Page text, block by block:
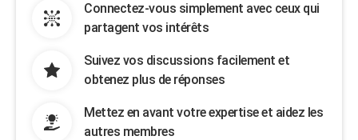
Connectez-vous simplement avec ceux qui
partagent vos intérêts
Suivez vos discussions facilement et
obtenez plus de réponses
Mettez en avant votre expertise et aidez les
autres membres